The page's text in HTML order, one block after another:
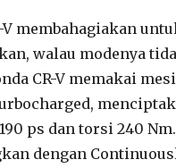
V membahagiakan
walau modenya
CR-V memakai
ps dan torsi 240
dengan